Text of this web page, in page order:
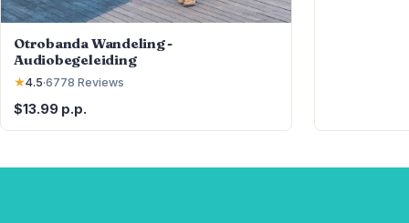
Otrobanda Wandeling -
Audiobegeleiding
★4.5·6778 Reviews
$13.99 p.p.